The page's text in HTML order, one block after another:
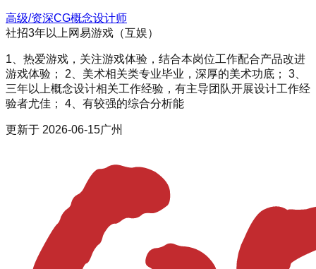
高级/资深CG概念设计师
社招3年以上 网易游戏（互娱）
1、热爱游戏，关注游戏体验，结合本岗位工作配合产品改进
游戏体验； 2、美术相关类专业毕业，深厚的美术功底； 3、
三年以上概念设计相关工作经验，有主导团队开展设计工作经
验者尤佳； 4、有较强的综合分析能
更新于 2026-06-15广州